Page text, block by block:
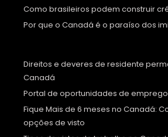
Como brasileiros podem construir
Por que o Canadá é o paraíso dos
Direitos e deveres de residente
Canadá
Portal de oportunidades de emprego
Fique Mais de 6 meses no Canadá:
opções de visto